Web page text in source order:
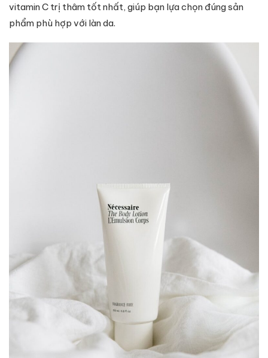
vitamin C trị thâm tốt nhất, giúp bạn lựa chọn đúng sản
phẩm phù hợp với làn da.